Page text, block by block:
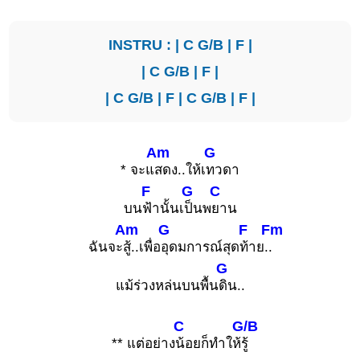
INSTRU : | C G/B| F|
| C G/B | F |
| C G/B| F| C G/B| F|
* จะแ
Am
สดง..ให้เ
G
ทวดา
บน
F
ฟ้านั้นเ
G
ป็นพ
C
ยาน
ฉันจะ
Am
สู้..เพื่อ
G
อุดมการณ์สุด
F
ท้าย.
Fm
.
แม้ร่วงหล่นบนพื้น
G
ดิน..
** แต่อย่าง
C
น้อยก็ทำให้
G/B
รู้